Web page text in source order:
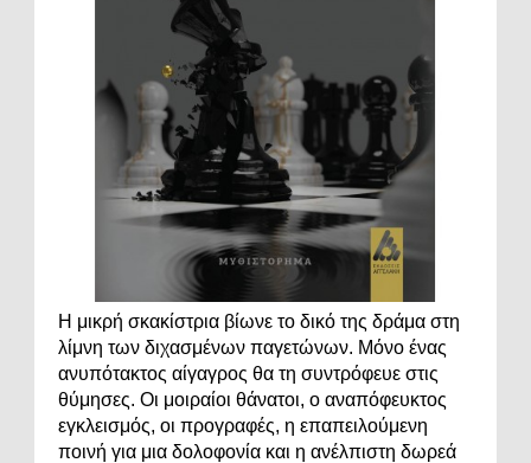
Η μικρή σκακίστρια βίωνε το δικό της δράμα στη
λίμνη των διχασμένων παγετώνων. Μόνο ένας
ανυπότακτος αίγαγρος θα τη συντρόφευε στις
θύμησες. Οι μοιραίοι θάνατοι, ο αναπόφευκτος
εγκλεισμός, οι προγραφές, η επαπειλούμενη
ποινή για μια δολοφονία και η ανέλπιστη δωρεά